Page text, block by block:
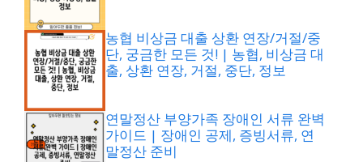
농협 비상금 대출 상환 연장/거절/중
단, 궁금한 모든 것! | 농협, 비상금 대
출, 상환 연장, 거절, 중단, 정보
연말정산 부양가족 장애인 서류 완벽
가이드 | 장애인 공제, 증빙서류, 연
말정산 준비